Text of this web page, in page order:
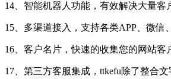
14、智能机器人功能，有效解决大量
15、多渠道接入，支持各类APP、微信
16、客户名片，快速的收集您的网站
17、第三方客服集成，ttkefu除了整合